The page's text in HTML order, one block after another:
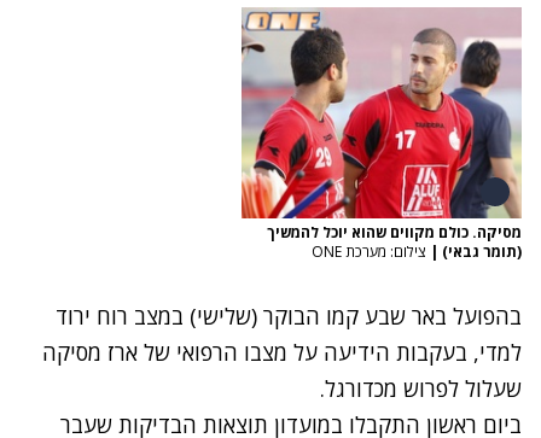
מסיקה. כולם מקווים שהוא יוכל להמשיך
(תומר גבאי) | צילום: מערכת ONE
בהפועל באר שבע קמו הבוקר (שלישי) במצב רוח ירוד
למדי, בעקבות הידיעה על מצבו הרפואי של ארז מסיקה
שעלול לפרוש מכדורגל.
ביום ראשון התקבלו במועדון תוצאות הבדיקות שעבר